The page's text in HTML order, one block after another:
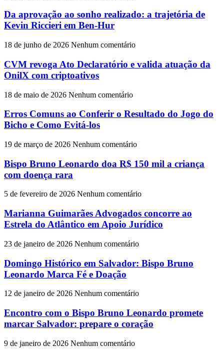
Da aprovação ao sonho realizado: a trajetória de
Kevin Riccieri em Ben-Hur
18 de junho de 2026 Nenhum comentário
CVM revoga Ato Declaratório e valida atuação da
OnilX com criptoativos
18 de maio de 2026 Nenhum comentário
Erros Comuns ao Conferir o Resultado do Jogo do
Bicho e Como Evitá-los
19 de março de 2026 Nenhum comentário
Bispo Bruno Leonardo doa R$ 150 mil a criança
com doença rara
5 de fevereiro de 2026 Nenhum comentário
Marianna Guimarães Advogados concorre ao
Estrela do Atlântico em Apoio Jurídico
23 de janeiro de 2026 Nenhum comentário
Domingo Histórico em Salvador: Bispo Bruno
Leonardo Marca Fé e Doação
12 de janeiro de 2026 Nenhum comentário
Encontro com o Bispo Bruno Leonardo promete
marcar Salvador: prepare o coração
9 de janeiro de 2026 Nenhum comentário